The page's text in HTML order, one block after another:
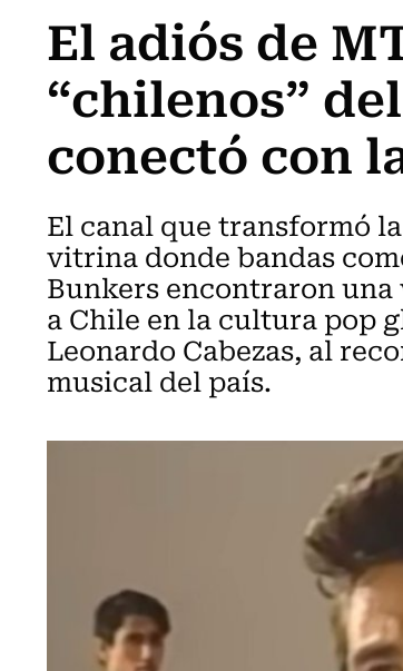
El adiós de
“chilenos”
conectó con
El canal que transformó
vitrina donde bandas
Bunkers encontraron
a Chile en la cultura pop
Leonardo Cabezas, al
musical del país.